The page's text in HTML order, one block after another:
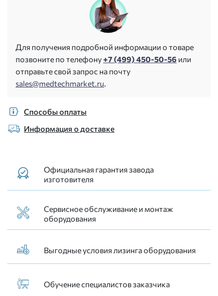
Для получения подробной информации о товаре
позвоните по телефону+7 (499) 450-50-56 или
отправьте свой запрос на почту
sales@medtechmarket.ru.
Способы оплаты
Информация о доставке
Официальная гарантия завода
изготовителя
Сервисное обслуживание и монтаж
оборудования
Выгодные условия лизинга оборудования
Обучение специалистов заказчика